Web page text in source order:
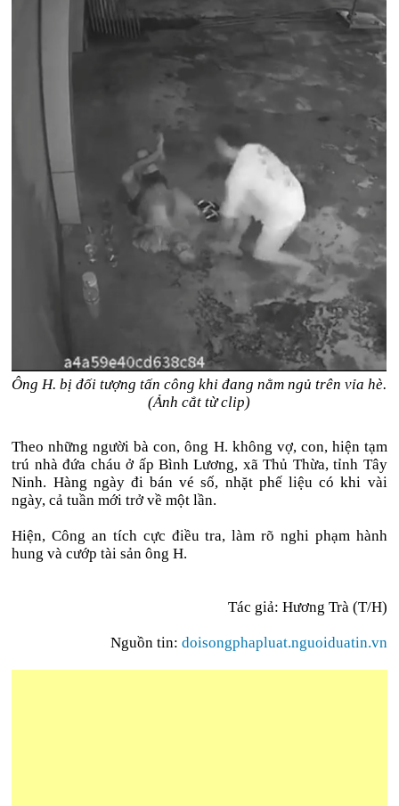
Ông H. bị đối tượng tấn công khi đang nằm ngủ trên vỉa hè.
(Ảnh cắt từ clip)
Theo những người bà con, ông H. không vợ, con, hiện tạm
trú nhà đứa cháu ở ấp Bình Lương, xã Thủ Thừa, tỉnh Tây
Ninh. Hàng ngày đi bán vé số, nhặt phế liệu có khi vài
ngày, cả tuần mới trở về một lần.
Hiện, Công an tích cực điều tra, làm rõ nghi phạm hành
hung và cướp tài sản ông H.
Tác giả: Hương Trà (T/H)
Nguồn tin: doisongphapluat.nguoiduatin.vn